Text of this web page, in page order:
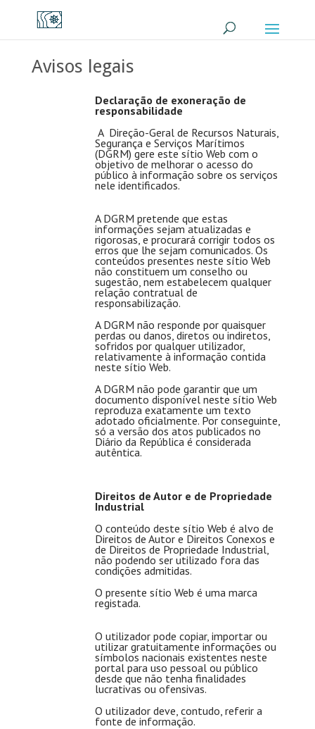
Avisos legais
Declaração de exoneração de
responsabilidade
A Direção-Geral de Recursos Naturais,
Segurança e Serviços Marítimos
(DGRM) gere este sítio Web com o
objetivo de melhorar o acesso do
público à informação sobre os serviços
nele identificados.
A DGRM pretende que estas
informações sejam atualizadas e
rigorosas, e procurará corrigir todos os
erros que lhe sejam comunicados. Os
conteúdos presentes neste sítio Web
não constituem um conselho ou
sugestão, nem estabelecem qualquer
relação contratual de
responsabilização.
A DGRM não responde por quaisquer
perdas ou danos, diretos ou indiretos,
sofridos por qualquer utilizador,
relativamente à informação contida
neste sítio Web.
A DGRM não pode garantir que um
documento disponível neste sítio Web
reproduza exatamente um texto
adotado oficialmente. Por conseguinte,
só a versão dos atos publicados no
Diário da República é considerada
autêntica.
Direitos de Autor e de Propriedade
Industrial
O conteúdo deste sítio Web é alvo de
Direitos de Autor e Direitos Conexos e
de Direitos de Propriedade Industrial,
não podendo ser utilizado fora das
condições admitidas.
O presente sítio Web é uma marca
registada.
O utilizador pode copiar, importar ou
utilizar gratuitamente informações ou
símbolos nacionais existentes neste
portal para uso pessoal ou público
desde que não tenha finalidades
lucrativas ou ofensivas.
O utilizador deve, contudo, referir a
fonte de informação.